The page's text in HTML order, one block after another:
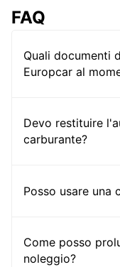
FAQ
Quali documenti
Europcar al
Devo restituire
carburante?
Posso usare una
Come posso
noleggio?